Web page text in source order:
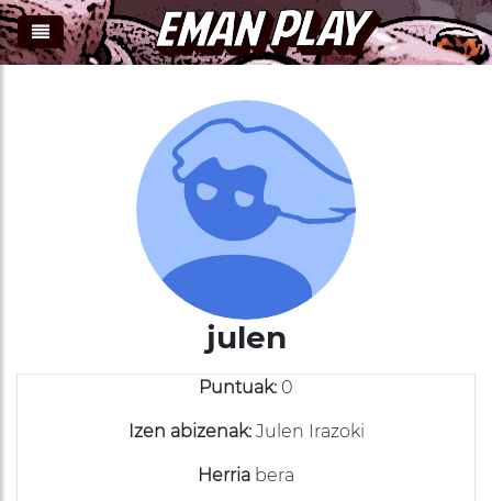
)
julen
Puntuak: 0
Izen abizenak:Julen Irazoki
Herria bera